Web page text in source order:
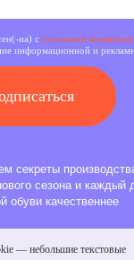
— небольшие текстовые